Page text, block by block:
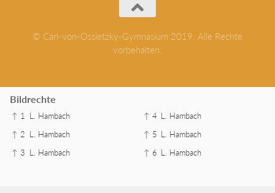
© Carl-von-Ossietzky-Gymnasium 2019. Alle Rechte
vorbehalten.
Bildrechte
↑ 1 L. Hambach
↑ 2 L. Hambach
↑ 3 L. Hambach
↑ 4 L. Hambach
↑ 5 L. Hambach
↑ 6 L. Hambach